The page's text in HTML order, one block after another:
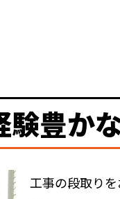
豊か
工事の段取り